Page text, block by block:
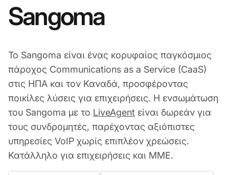
Sangoma
Το Sangoma είναι ένας κορυφαίος παγκόσμιος
πάροχος Communications as a Service (CaaS)
στις ΗΠΑ και τον Καναδά, προσφέροντας
ποικίλες λύσεις για επιχειρήσεις. Η ενσωμάτωση
του Sangoma με το LiveAgent είναι δωρεάν για
τους συνδρομητές, παρέχοντας αξιόπιστες
υπηρεσίες VoIP χωρίς επιπλέον χρεώσεις.
Κατάλληλο για επιχειρήσεις και ΜΜΕ.